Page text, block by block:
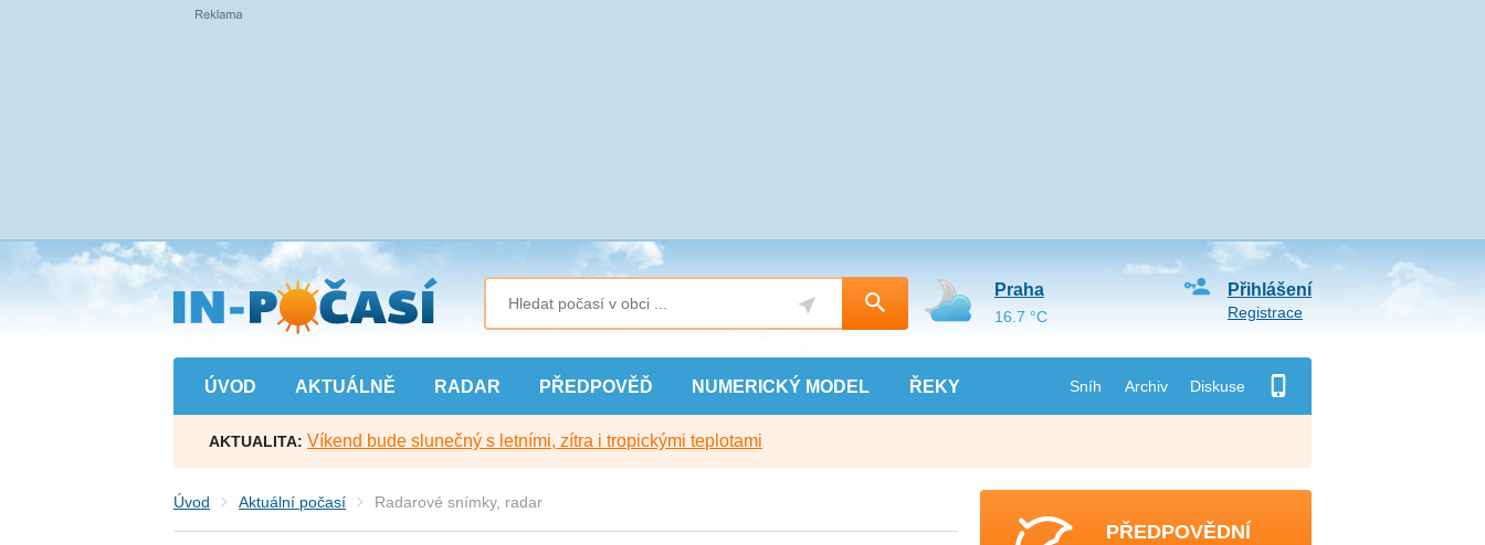
Přejít
na
hlavní
obsah
ÚVOD AKTUÁLNĚ RADAR PŘEDPOVĚĎ NUMERICKÝ MODEL ŘEKY Sníh Archiv Diskuse
Přihlášení
Registrace
Praha
16.7 °C
AKTUALITA: Víkend bude slunečný s letními, zítra i tropickými teplotami
Úvod Aktuální počasí Radarové snímky, radar
PŘEDPOVĚDNÍ